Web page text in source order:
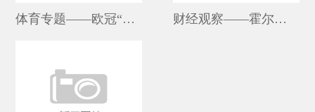
体育专题——欧冠“红白决战”锁定布达佩斯：拜仁逆转巴黎背后的 财经观察——霍尔木兹海峡的“能源博弈”与全球资本的风险对冲策